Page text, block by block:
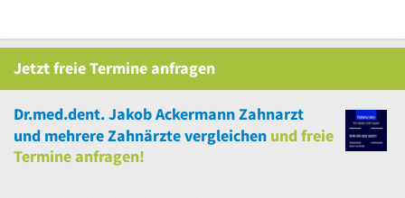
JetztfreieTermine anfragen
Dr.med.dent. Jakob Ackermann Zahnarzt
und mehrereZahnärzte vergleichen undfreie
Termine anfragen!